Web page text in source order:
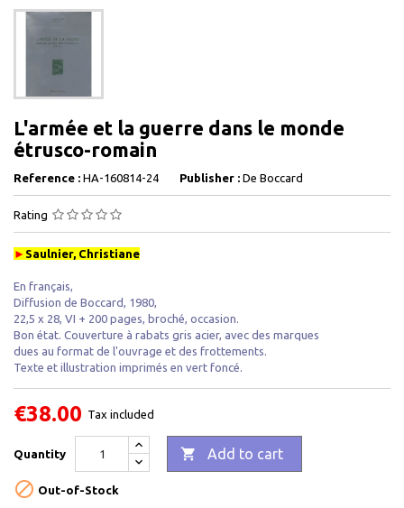
L'armée et la guerre dans le monde
étrusco-romain
Reference : HA-160814-24 Publisher : De Boccard
Rating
► Saulnier, Christiane
En français,
Diffusion de Boccard, 1980,
22,5 x 28, VI + 200 pages, broché, occasion .
Bon état. Couverture à rabats gris acier, avec des marques
dues au format de l'ouvrage et des frottements.
Texte et illustration imprimés en vert foncé.
€38.00 Tax included
Quantity  Add to cart
 Out-of-Stock